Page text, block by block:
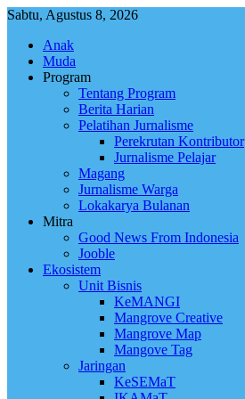
Skip
content
Sabtu, Agustus 8, 2026
Anak
Muda
Program
Tentang Program
Berita Harian
Pelatihan Jurnalisme
Perekrutan Kontributor
Jurnalisme Pelajar
Magang
Jurnalisme Warga
Lokakarya Bulanan
Mitra
Good News From Indonesia
Jooble
Ekosistem
Unit Bisnis
KeMANGI
Mangrove Creative
Mangrove Map
Mangove Tag
Jaringan
KeSEMaT